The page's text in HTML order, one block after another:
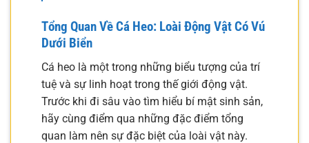
Tổng Quan Về Cá Heo: Loài Động Vật Có Vú
Dưới Biển
Cá heo là một trong những biểu tượng của trí
tuệ và sự linh hoạt trong thế giới động vật.
Trước khi đi sâu vào tìm hiểu bí mật sinh sản,
hãy cùng điểm qua những đặc điểm tổng
quan làm nên sự đặc biệt của loài vật này.